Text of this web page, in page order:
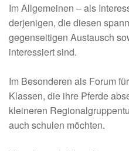
Im Allgemeinen – als
derjenigen, die diesen
gegenseitigen Austausch
interessiert sind.
Im Besonderen als Forum
Klassen, die ihre Pferde
kleineren
auch schulen möchten.